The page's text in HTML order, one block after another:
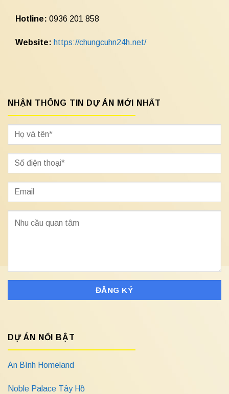
Hotline: 0936 201 858
Website: https://chungcuhn24h.net/
NHẬN THÔNG TIN DỰ ÁN MỚI NHẤT
DỰ ÁN NỔI BẬT
An Bình Homeland
Noble Palace Tây Hồ